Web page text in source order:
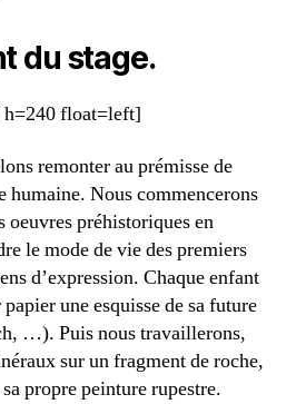
du stage.
float=left]
remonter au prémisse de
humaine. Nous commencerons
préhistoriques en
le mode de vie des premiers
d’expression. Chaque enfant
une esquisse de sa future
…). Puis nous travaillerons,
sur un fragment de roche,
propre peinture rupestre.